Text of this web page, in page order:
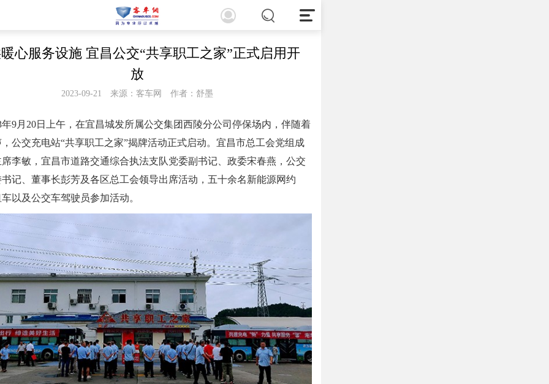
心服务设施 宜昌公交“共享职工之家”正式启用开
放
2023-09-21 来源：客车网 作者：舒墨
20日上午，在宜昌城发所属公交集团西陵分公司停保场内，伴随着
公交充电站“共享职工之家”揭牌活动正式启动。宜昌市总工会党组成
李敏，宜昌市道路交通综合执法支队党委副书记、政委宋春燕，公交
记、董事长彭芳及各区总工会领导出席活动，五十余名新能源网约
以及公交车驾驶员参加活动。